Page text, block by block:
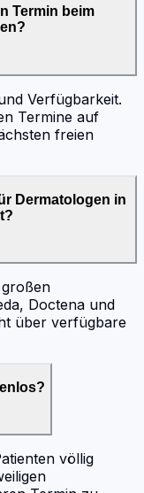
Termin beim
Verfügbarkeit.
Termine auf
freien
Dermatologen in
Doctena und
über verfügbare
völlig